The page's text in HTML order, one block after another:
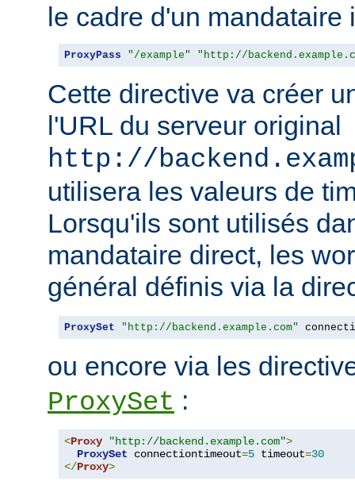
le cadre d'un mandataire
ProxyPass "/example" "http://
Cette directive va créer
l'URL du serveur original
http://
utilisera les valeurs de
Lorsqu'ils sont utilisés
mandataire direct, les
général définis via la
ProxySet "http://backend.example.com"
ou encore via les
ProxySet :
<Proxy "http://backend.example.com">
ProxySet connectiontimeout=5 timeout=30
</Proxy>